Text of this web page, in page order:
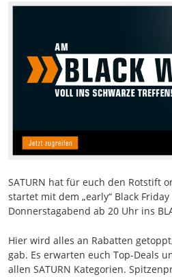
SATURN hat für euch den Rotstift
startet mit dem „early“ Black
Donnerstagabend ab 20 Uhr ins
Hier wird alles an Rabatten
gab. Es erwarten euch Top-Deals
allen SATURN Kategorien.